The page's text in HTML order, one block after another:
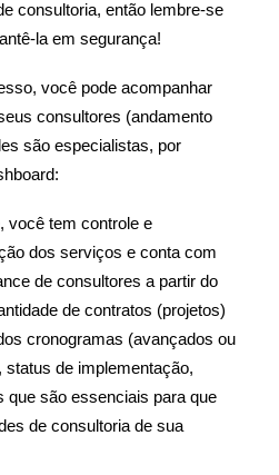
consultoria, então lembre-se
la em segurança!
você pode acompanhar
consultores (andamento
são especialistas, por
você tem controle e
dos serviços e conta com
de consultores a partir do
de contratos (projetos)
cronogramas (avançados ou
de implementação,
que são essenciais para que
de consultoria de sua